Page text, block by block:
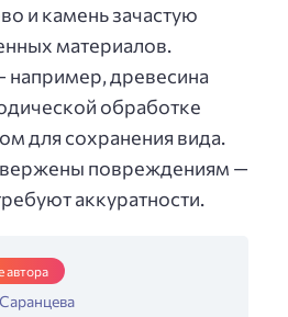
и камень зачастую
материалов.
например, древесина
обработке
для сохранения вида.
повреждениям —
аккуратности.
автора